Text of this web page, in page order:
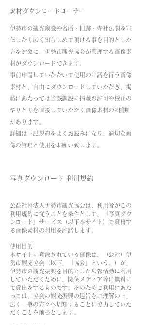
素材ダウンロードコーナー
伊勢市の観光施設や名所・旧跡・寺社仏閣を宣
伝したり広く知らしめて頂ける事を目的とした
方を対象に、伊勢市観光協会が管理する画像素
材がダウンロードできます。
事前申請していただいて使用の許諾を行う画像
素材と、自由にダウンロードしていただき、掲
載にあたっては当該施設に掲載の許可や校正の
やりとりを直接していただく画像素材の2種類
があります。
詳細は下記規約をよくお読みになり、適切な画
像の管理と使用をお願い致します。
写真ダウンロード 利用規約
公益社団法人伊勢市観光協会は、利用者がこの
利用規約に従うことを条件として、「写真ダウ
ンロード」サービス（以下本サイト）で貸出す
る画像素材の利用を許諾します。
使用目的
本サイトに登録されている画像は、（公社）伊
勢市観光協会（以下、「協会」という。）が、
伊勢市の観光振興を目的とした広報活動に利用
していただくために、関係メディア等に無料に
て貸出をするものです。そのためご利用にあた
っては、協会の観光振興の趣旨をご理解の上、
広く一般の方々へ周知することに協力していた
だくことを前提とします。